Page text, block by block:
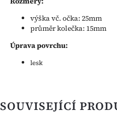
výška vč. očka: 25mm
průměr kolečka: 15mm
Úprava povrchu:
lesk
SOUVISEJÍCÍ